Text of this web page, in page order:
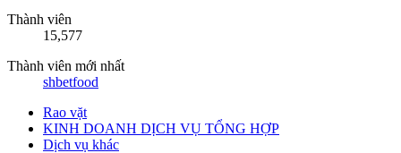
Thành viên
15,577
Thành viên mới nhất
shbetfood
Rao vặt
KINH DOANH DỊCH VỤ TỔNG HỢP
Dịch vụ khác